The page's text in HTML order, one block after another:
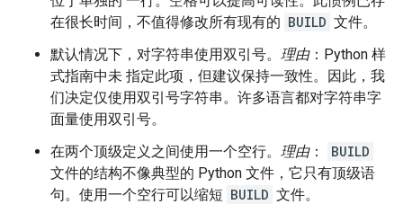
在很长时间，不值得修改所有现有的 BUILD 文件。
默认情况下，对字符串使用双引号。 理由：Python 样
式指南中未 指定此项，但建议保持一致性。因此，我
们决定仅使用双引号字符串。许多语言都对字符串字
面量使用双引号。
在两个顶级定义之间使用一个空行。 理由：
BUILD
文件的结构不像典型的 Python 文件，它只有顶级语
句。使用一个空行可以缩短 BUILD 文件。